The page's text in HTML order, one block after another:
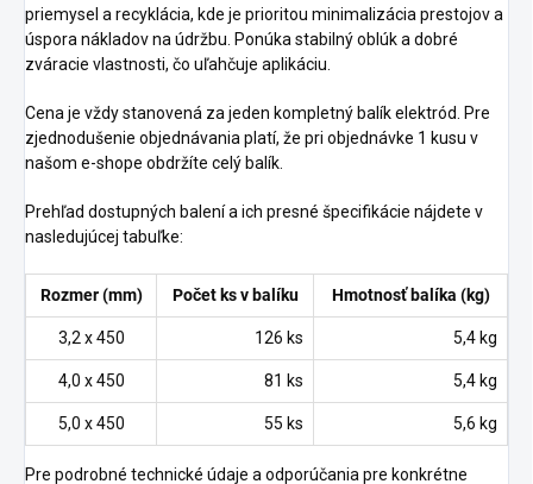
priemysel a recyklácia, kde je prioritou minimalizácia prestojov a
úspora nákladov na údržbu. Ponúka stabilný oblúk a dobré
zváracie vlastnosti, čo uľahčuje aplikáciu.
Cena je vždy stanovená za jeden kompletný balík elektród. Pre
zjednodušenie objednávania platí, že pri objednávke 1 kusu v
našom e-shope obdržíte celý balík.
Prehľad dostupných balení a ich presné špecifikácie nájdete v
nasledujúcej tabuľke:
Rozmer (mm) Počet ks v balíku Hmotnosť balíka (kg)
3,2 x 450 126 ks 5,4 kg
4,0 x 450 81 ks 5,4 kg
5,0 x 450 55 ks 5,6 kg
Pre podrobné technické údaje a odporúčania pre konkrétne